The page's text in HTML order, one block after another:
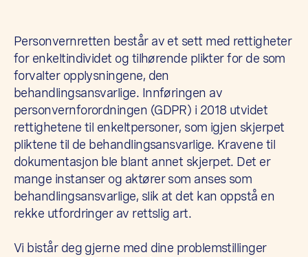
Personvernretten består av et sett med rettigheter
for enkeltindividet og tilhørende plikter for de som
forvalter opplysningene, den
behandlingsansvarlige. Innføringen av
personvernforordningen (GDPR) i 2018 utvidet
rettighetene til enkeltpersoner, som igjen skjerpet
pliktene til de behandlingsansvarlige. Kravene til
dokumentasjon ble blant annet skjerpet. Det er
mange instanser og aktører som anses som
behandlingsansvarlige, slik at det kan oppstå en
rekke utfordringer av rettslig art.
Vi bistår deg gjerne med dine problemstillinger